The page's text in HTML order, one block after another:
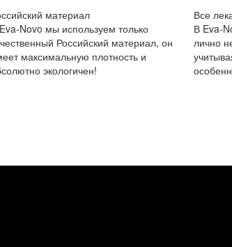
материал
Novo мы используем только
Российский материал, он
максимальную плотность и
экологичен!
Все
В Eva-
лично